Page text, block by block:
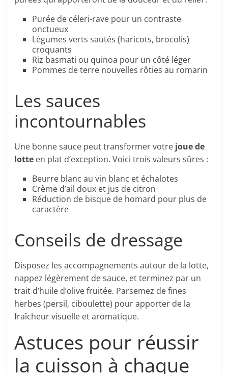
Purée de céleri-rave pour un contraste
onctueux
Légumes verts sautés (haricots, brocolis)
croquants
Riz basmati ou quinoa pour un côté léger
Pommes de terre nouvelles rôties au romarin
Les sauces
incontournables
Une bonne sauce peut transformer votre joue de
lotte en plat d’exception. Voici trois valeurs sûres :
Beurre blanc au vin blanc et échalotes
Crème d’ail doux et jus de citron
Réduction de bisque de homard pour plus de
caractère
Conseils de dressage
Disposez les accompagnements autour de la lotte,
nappez légèrement de sauce, et terminez par un
trait d’huile d’olive fruitée. Parsemez de fines
herbes (persil, ciboulette) pour apporter de la
fraîcheur visuelle et aromatique.
Astuces pour réussir
la cuisson à chaque